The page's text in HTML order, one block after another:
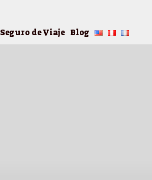
Seguro de Viaje Blog